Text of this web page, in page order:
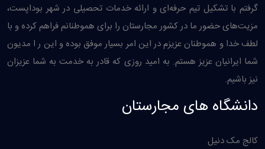
گرفتم با تشکیل تیم حرفه‌ای و ارائه خدمات تحصیلی در شهر بوداپست،
مزیت‌های حضور ما در کشور مجارستان را برای هموطنانم فراهم کرده و با
لطف خدا و هموطنان عزیزم در این امر بسیار موفق بوده و این ر ا مدیون
شما ایرانیان عزیز هستم. به امید روزی که قادر به خدمت به شما عزیزان
نیز باشیم.
دانشگاه های مجارستان
کالج مک دنیل